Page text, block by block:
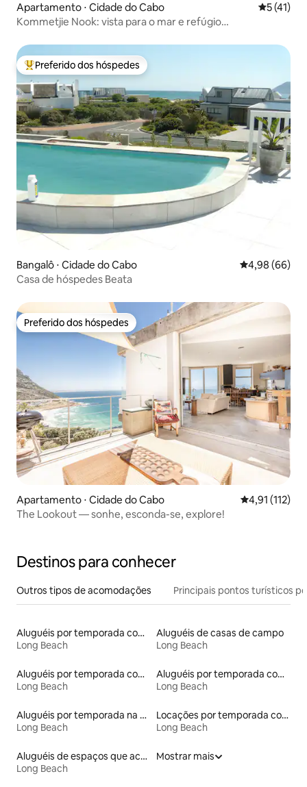
Apartamento ⋅ Cidade do Cabo 5 de uma
5 (41)
Kommetjie Nook: vista para o mar e refúgio
Entre os melhores preferidos dos hóspedes
Preferido dos hóspedes
Bangalô ⋅ Cidade do Cabo 4,98 de uma
4,98 (66)
Casa de hóspedes Beata
Preferido dos hóspedes
Preferido dos hóspedes
Apartamento ⋅ Cidade do Cabo 4,91 de uma
4,91 (112)
The Lookout — sonhe, esconda-se, explore!
Destinos para conhecer
Outros tipos de acomodações Principais pontos turísticos
Aluguéis por temporada com suítes privativas
Long Beach
Aluguéis de casas de campo
Long Beach
Aluguéis por temporada com banheira de hidromassagem
Long Beach
Aluguéis por temporada com acesso à praia
Long Beach
Aluguéis por temporada na orla
Long Beach
Locações por temporada com piscina
Long Beach
Aluguéis de espaços que aceitam animais de estimação
Long Beach
Mostrar mais